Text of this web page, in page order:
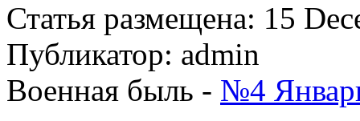
Статья размещена: 15
Публикатор: admin
Военная быль - №4